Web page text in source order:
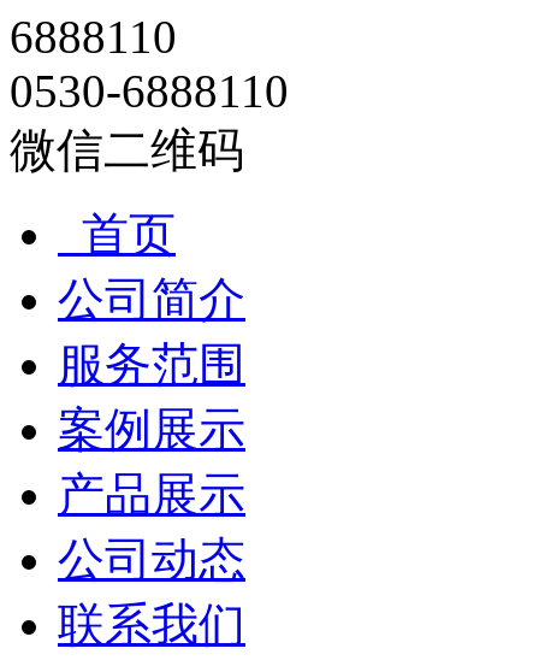
6888110
0530-6888110
微信二维码
首页
公司简介
服务范围
案例展示
产品展示
公司动态
联系我们